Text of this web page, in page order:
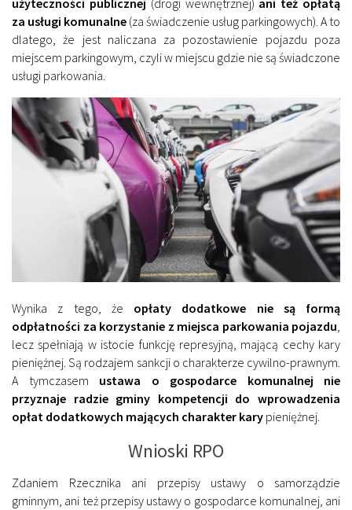
użyteczności publicznej (drogi wewnętrznej) ani też opłatą
za usługi komunalne (za świadczenie usług parkingowych). A to
dlatego, że jest naliczana za pozostawienie pojazdu poza
miejscem parkingowym, czyli w miejscu gdzie nie są świadczone
usługi parkowania.
Wynika z tego, że opłaty dodatkowe nie są formą
odpłatności za korzystanie z miejsca parkowania pojazdu,
lecz spełniają w istocie funkcję represyjną, mającą cechy kary
pieniężnej. Są rodzajem sankcji o charakterze cywilno-prawnym.
A tymczasem ustawa o gospodarce komunalnej nie
przyznaje radzie gminy kompetencji do wprowadzenia
opłat dodatkowych mających charakter kary pieniężnej.
Wnioski RPO
Zdaniem Rzecznika ani przepisy ustawy o samorządzie
gminnym, ani też przepisy ustawy o gospodarce komunalnej, ani